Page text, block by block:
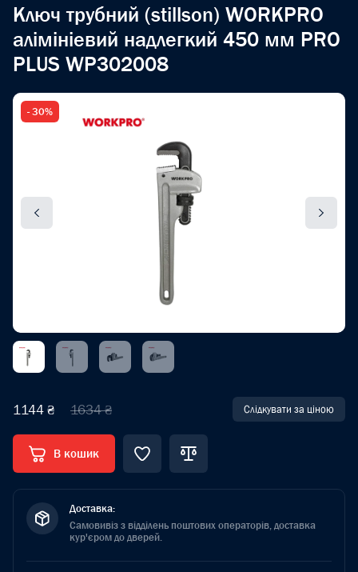
Ключ трубний (stillson) WORKPRO
алімініевий надлегкий 450 мм PRO
PLUS WP302008
- 30%
1144 ₴ 1634 ₴ Слідкувати за ціною
В кошик
Доставка:
Самовивіз з відділень поштових операторів, доставка
кур'єром до дверей.